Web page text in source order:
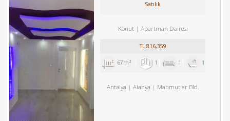
Satılık
Konut Apartman Dairesi
TL816,359
67m² 1 1 1
Antalya Alanya Mahmutlar Bld.